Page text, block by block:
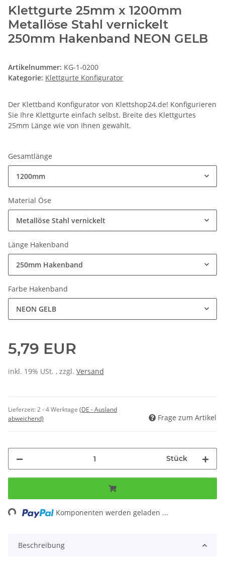
Klettgurte 25mm x 1200mm
Metallöse Stahl vernickelt
250mm Hakenband NEON GELB
Artikelnummer: KG-1-0200
Kategorie: Klettgurte Konfigurator
Der Klettband Konfigurator von Klettshop24.de! Konfigurieren
Sie Ihre Klettgurte einfach selbst. Breite des Klettgurtes
25mm Länge wie von Ihnen gewählt.
Gesamtlänge
1200mm
Material Öse
Metallöse Stahl vernickelt
Länge Hakenband
250mm Hakenband
Farbe Hakenband
NEON GELB
5,79 EUR
inkl. 19% USt. , zzgl. Versand
Lieferzeit:2 - 4 Werktage (DE - Ausland
abweichend)
Frage zum Artikel
Stück
Komponenten werden geladen ...
Beschreibung